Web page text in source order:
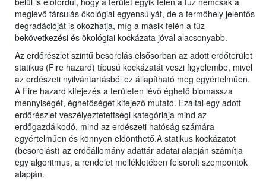
meglévő társulás ökológiai egyensúlyát, de a termőhely jelentős
degradációját is okozhatja, míg a másik felén a tűz-
bekövetkezési és ökológiai kockázata jóval alacsonyabb.
Az erdőrészlet szintű besorolás elsősorban az adott erdőterület
statikus (Fire hazard) típusú kockázatát veszi figyelembe, mivel
az erdészeti nyilvántartásból ez állapítható meg egyértelműen.
A Fire hazard kifejezés a területen lévő éghető biomassza
mennyiségét, éghetőségét kifejező mutató. Ezáltal egy adott
erdőrészlet veszélyeztetettségi kategóriája mind az
erdőgazdálkodó, mind az erdészeti hatóság számára
egyértelműen és könnyen eldönthető.A statikus kockázatot
(besorolást) az erdőállomány adattár adatai alapján számítja
egy algoritmus, a rendelet mellékletében felsorolt szempontok
alapján.